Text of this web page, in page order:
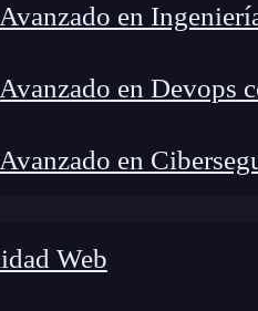
en
en Devops
en
Web